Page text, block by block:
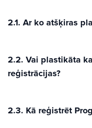
2.1. Ar ko atšķiras
2.2. Vai plastikāta
reģistrācijas?
2.3. Kā reģistrēt